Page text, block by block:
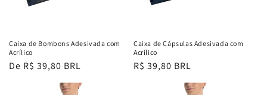
Caixa de Bombons Adesivada com
Acrílico
Preço
De R$ 39,80 BRL
Caixa de Cápsulas Adesivada com
Acrílico
Preço
R$ 39,80 BRL